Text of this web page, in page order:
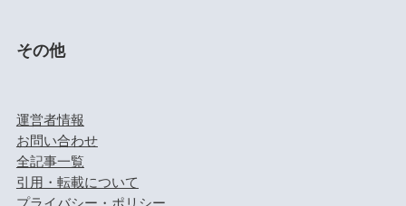
その他
運営者情報
お問い合わせ
全記事一覧
引用・転載について
プライバシー・ポリシー